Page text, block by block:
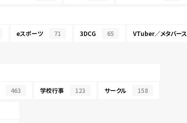
eスポーツ 71 3DCG 65 VTuber／メタバース
463 学校行事 123 サークル 158